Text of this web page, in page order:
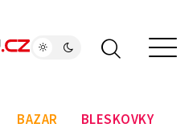
BAZAR BLESKOVKY